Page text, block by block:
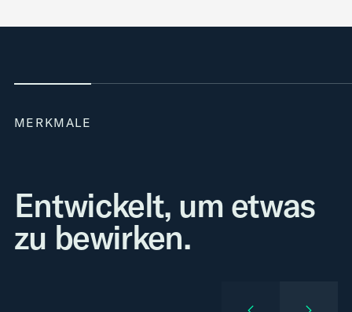
MERKMALE
Entwickelt, um etwas
zu bewirken.